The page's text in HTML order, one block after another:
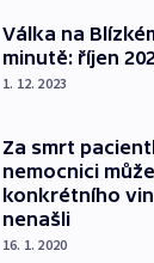
Válka na
minutě: říjen
1. 12. 2023
Za smrt
nemocnici
konkrétního
nenašli
16. 1. 2020